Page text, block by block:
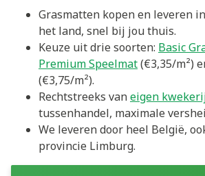
Grasmatten kopen en leveren
het land, snel bij jou thuis.
Keuze uit drie soorten: Basic
Premium Speelmat(€3,35/m²)
(€3,75/m²).
Rechtstreeks vaneigen
tussenhandel, maximale
We leveren door heel België,
provincie Limburg.